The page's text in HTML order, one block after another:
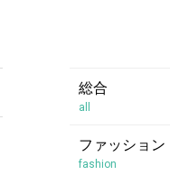
総合
all
ファッション
fashion